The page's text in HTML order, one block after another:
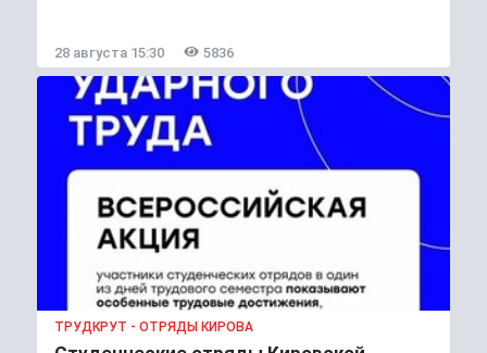
28 августа 15:30 5836
ТРУДКРУТ - ОТРЯДЫ КИРОВА